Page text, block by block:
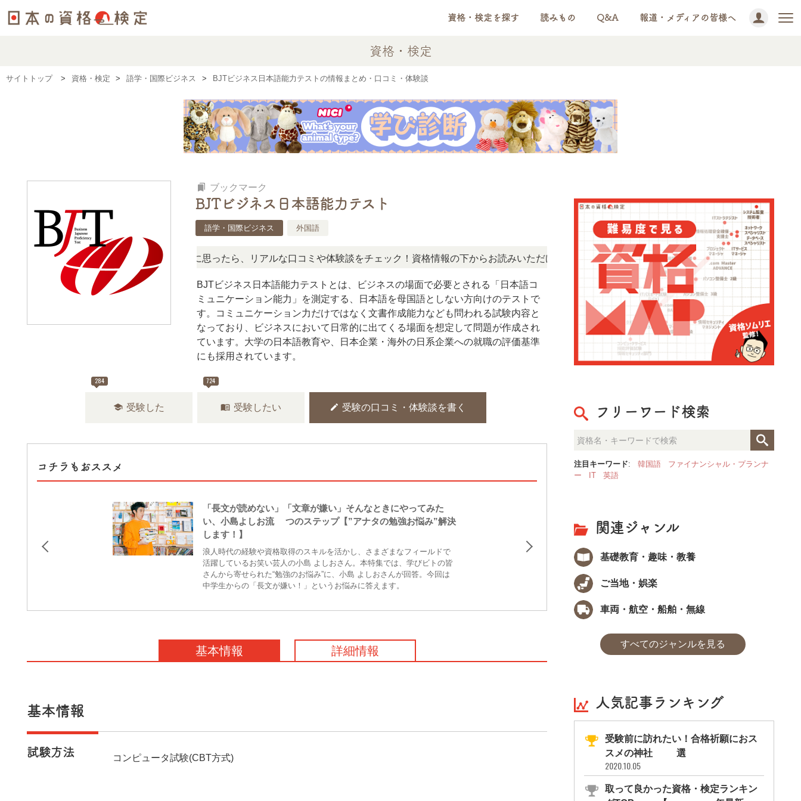
資格・検定を探す 読みもの Q&A 報道・メディアの皆様へ
資格・検定
サイトトップ 資格・検定 語学・国際ビジネス BJTビジネス日本語能力テストの情報まとめ・口コミ・体験談
bookmarks ブックマーク
BJTビジネス日本語能力テスト
語学・国際ビジネス 外国語
難しい？」「どんな試験？」と疑問に思ったら、リアルな口コミや体験談をチェック！資格情報の下からお読みいただけます。 NEWS! 「この検定、難しい？」「どんな試験？」と
BJTビジネス日本語能力テストとは、ビジネスの場面で必要とされる「日本語コ
ミュニケーション能力」を測定する、日本語を母国語としない方向けのテストで
す。コミュニケーション力だけではなく文書作成能力なども問われる試験内容と
なっており、ビジネスにおいて日常的に出てくる場面を想定して問題が作成され
ています。大学の日本語教育や、日本企業・海外の日系企業への就職の評価基準
にも採用されています。
284
school 受験した
724
menu_book 受験したい edit 受験の口コミ・体験談を書く
コチラもおススメ
「長文が読めない」「文章が嫌い」そんなときにやってみた
い、小島よしお流2つのステップ【”アナタの勉強お悩み”解決
します！】
浪人時代の経験や資格取得のスキルを活かし、さまざまなフィールドで
活躍しているお笑い芸人の小島 よしおさん。本特集では、学びビトの皆
さんから寄せられた“勉強のお悩み”に、小島 よしおさんが回答。今回は
中学生からの「長文が嫌い！」というお悩みに答えます。
実用日本語検定(J.Test)とは、外国人の日本語
能力を客観的に測定する試験です。留学生や
日本語学校生など、年間約7万人が受験して
います。試験では生きた表現が多く取り上げ
ので、実践的な日本語力を試すことができま
す。
基本情報 詳細情報
基本情報
試験方法 コンピュータ試験(CBT方式)
フリーワード検索
注目キーワード: 韓国語
ファイナンシャル・プランナ
ー
IT 英語
関連ジャンル
基礎教育・趣味・教養
ご当地・娯楽
車両・航空・船舶・無線
すべてのジャンルを見る
人気記事ランキング
受験前に訪れたい！合格祈願におス
スメの神社11選
2020.10.05
取って良かった資格・検定ランキン